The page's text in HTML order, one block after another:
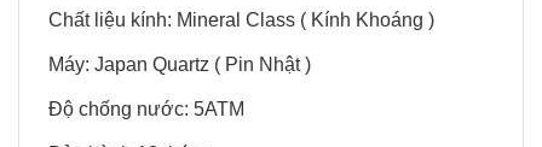
Chất liệu kính: Mineral Class ( Kính Khoáng )
Máy: Japan Quartz ( Pin Nhật )
Độ chống nước: 5ATM